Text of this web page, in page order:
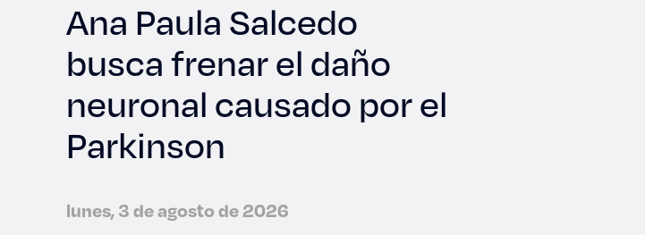
Ana Paula Salcedo
busca frenar el daño
neuronal causado por el
Parkinson
lunes, 3 de agosto de 2026